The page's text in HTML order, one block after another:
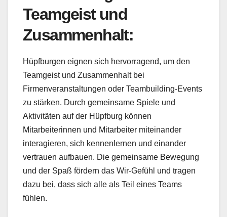
Teamgeist und
Zusammenhalt:
Hüpfburgen eignen sich hervorragend, um den
Teamgeist und Zusammenhalt bei
Firmenveranstaltungen oder Teambuilding-Events
zu stärken. Durch gemeinsame Spiele und
Aktivitäten auf der Hüpfburg können
Mitarbeiterinnen und Mitarbeiter miteinander
interagieren, sich kennenlernen und einander
vertrauen aufbauen. Die gemeinsame Bewegung
und der Spaß fördern das Wir-Gefühl und tragen
dazu bei, dass sich alle als Teil eines Teams
fühlen.